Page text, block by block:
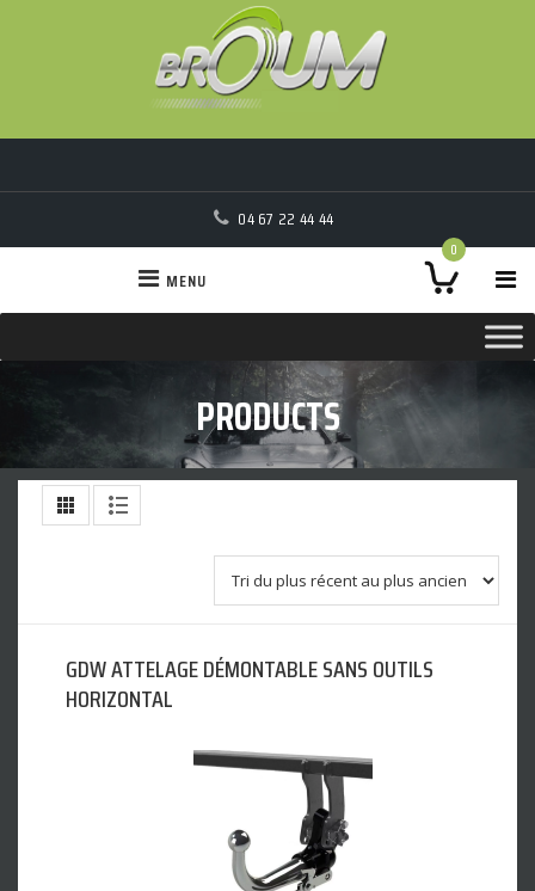
04 67 22 44 44
0
MENU
PRODUCTS
GDW ATTELAGE DÉMONTABLE SANS OUTILS
HORIZONTAL